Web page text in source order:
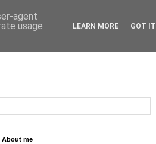
About me
agent
usage
LEARN MORE GOT IT